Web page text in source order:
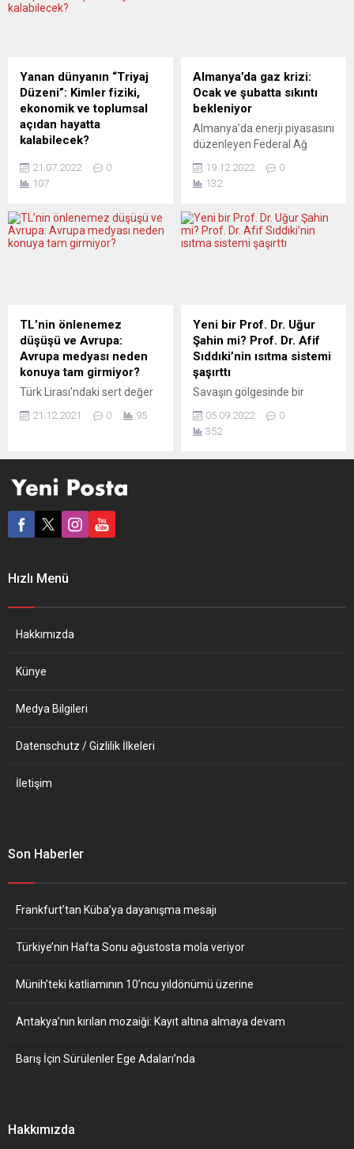
ayına ilişkin yeni ticari vasıta
aynı dönemine kıyasla
yüzde 16,4 gerileyerek...
burada ve şimdi durmalıdır“
ifadesini kullandı. Özel
Raportör Nils Melzer,
Twitter’da Hollanda Dışişleri
Bakanlığı hesabını da
ekleyerek paylaşımlarda
bulundu. Hollanda polisinin
göstericilere karşı şiddet...
Yanan dünyanın “Triyaj
Düzeni”: Kimler fiziki,
ekonomik ve toplumsal
açıdan hayatta
kalabilecek?
hem basılı hem de
internette yayımlanan
sayısında Batı
toplumlarındaki yeni
elenme tehdidiyle karşı
karşıya olduğu işlendi.
Dünya ölçeğinde bağlantıları
dikkat çeken, Almanya
merkezli PoliTeknik
dergisinin (politeknik.de)
yeni sayısı çıktı. Kağıt
21.07.2022
0
107
Almanya’da gaz krizi:
Ocak ve şubatta sıkıntı
bekleniyor
Almanya’da enerji piyasasını
düzenleyen Federal Ağ
(Bundesnetzagentur)
Başkanı Klaus Müller, ülkede
yaşanabileceği uyarısında
bulundu. Klaus Müller,
dönemde gaz tüketiminin,
geçen yılki gaz tüketimine
göre sadece yüzde 5 az
olduğunu, bunun yeterli...
19.12.2022
0
132
TL’nin önlenemez
düşüşü ve Avrupa:
Avrupa medyası neden
konuya tam girmiyor?
Türk Lirası’ndaki sert değer
sınırına ulaşan yoksulluk,
Ancak Türkiye’deki çöküşün
konusunda şimdilik Avrupa
basını “suskun”. Avrupa’nın
yapan Türkiye kökenli kadın
21.12.2021 0 95
Yeni bir Prof. Dr. Uğur
Şahin mi? Prof. Dr. Afif
Sıddıki’nin ısıtma sistemi
şaşırttı
Savaşın gölgesinde bir
diğer taraftan enerji krizine
bağlı olarak tırmanan
05.09.2022
0
352
Hızlı Menü
Hakkımızda
Künye
Medya Bilgileri
Datenschutz / Gizlilik İlkeleri
İletişim
Son Haberler
Frankfurt’tan Küba’ya dayanışma mesajı
Türkiye’nin Hafta Sonu ağustosta mola veriyor
Münih’teki katliamının 10’ncu yıldönümü üzerine
Antakya’nın kırılan mozaiği: Kayıt altına almaya devam
Barış İçin Sürülenler Ege Adaları’nda
Hakkımızda